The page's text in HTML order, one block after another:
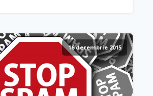
16 decembrie 2015